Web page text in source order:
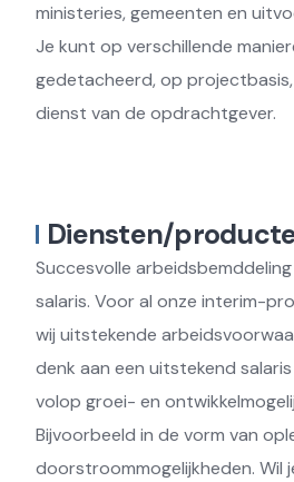
ministeries, gemeenten en
Je kunt op verschillende
gedetacheerd, op
dienst van de opdrachtgever.
Diensten/
Succesvolle
salaris. Voor al onze interim-
wij uitstekende
denk aan een uitstekend
volop groei- en
Bijvoorbeeld in de vorm van
doorstroommogelijkheden. Wil